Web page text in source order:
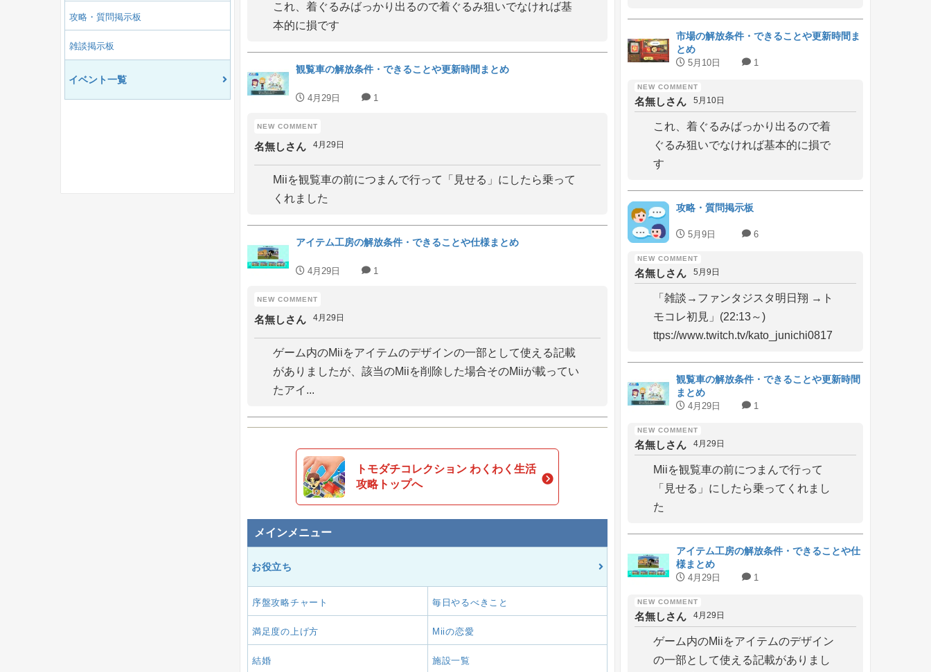
攻略・質問掲示板
雑談掲示板
イベント一覧
これ、着ぐるみばっかり出るので着ぐるみ狙いでなければ基
本的に損です
観覧車の解放条件・できることや更新時間まとめ
4月29日 1
名無しさん 4月29日
Miiを観覧車の前につまんで行って「見せる」にしたら乗って
くれました
アイテム工房の解放条件・できることや仕様まとめ
4月29日 1
名無しさん 4月29日
ゲーム内のMiiをアイテムのデザインの一部として使える記載
がありましたが、該当のMiiを削除した場合そのMiiが載ってい
たアイ...
トモダチコレクション わくわく生活
攻略トップへ
メインメニュー
お役立ち
序盤攻略チャート 毎日やるべきこと
満足度の上げ方 Miiの恋愛
結婚 施設一覧
市場の解放条件・できることや更新時間ま
とめ
5月10日 1
名無しさん 5月10日
これ、着ぐるみばっかり出るので着
ぐるみ狙いでなければ基本的に損で
す
攻略・質問掲示板
5月9日 6
名無しさん 5月9日
「雑談→ファンタジスタ明日翔 →ト
モコレ初見」(22:13～)
ttps://www.twitch.tv/kato_junichi0817
観覧車の解放条件・できることや更新時間
まとめ
4月29日 1
名無しさん 4月29日
Miiを観覧車の前につまんで行って
「見せる」にしたら乗ってくれまし
た
アイテム工房の解放条件・できることや仕
様まとめ
4月29日 1
名無しさん 4月29日
ゲーム内のMiiをアイテムのデザイン
の一部として使える記載がありまし